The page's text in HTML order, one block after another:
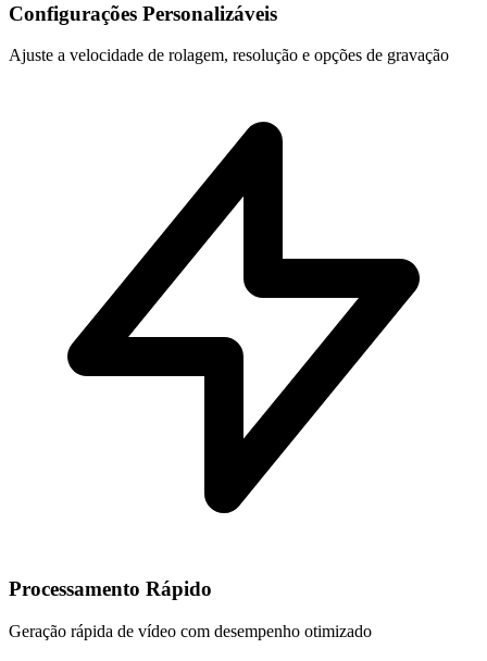
Configurações Personalizáveis
Ajuste a velocidade de rolagem, resolução e opções de gravação
Processamento Rápido
Geração rápida de vídeo com desempenho otimizado